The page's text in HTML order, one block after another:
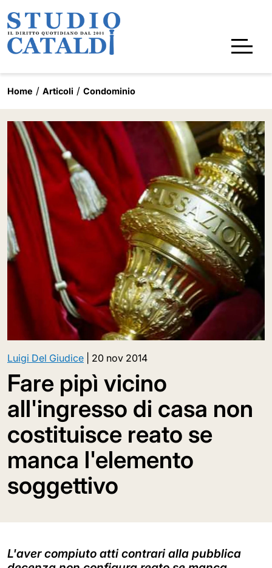
Home Articoli Condominio
Luigi Del Giudice 20 nov 2014
Fare pipì vicino
all'ingresso di casa non
costituisce reato se
manca l'elemento
soggettivo
L'aver compiuto atti contrari alla pubblica